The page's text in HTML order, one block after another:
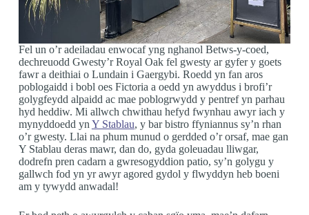
Fel un o’r adeiladau enwocaf yng nghanol Betws-y-coed,
dechreuodd Gwesty’r Royal Oak fel gwesty ar gyfer y goets
fawr a deithiai o Lundain i Gaergybi. Roedd yn fan aros
poblogaidd i bobl oes Fictoria a oedd yn awyddus i brofi’r
golygfeydd alpaidd ac mae poblogrwydd y pentref yn parhau
hyd heddiw. Mi allwch chwithau hefyd fwynhau awyr iach y
mynyddoedd yn Y Stablau, y bar bistro ffyniannus sy’n rhan
o’r gwesty. Llai na phum munud o gerdded o’r orsaf, mae gan
Y Stablau deras mawr, dan do, gyda goleuadau lliwgar,
dodrefn pren cadarn a gwresogyddion patio, sy’n golygu y
gallwch fod yn yr awyr agored gydol y flwyddyn heb boeni
am y tywydd anwadal!